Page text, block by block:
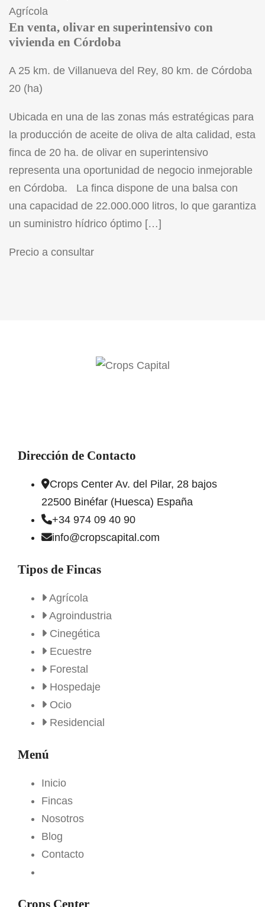
Agrícola
En venta, olivar en superintensivo con
vivienda en Córdoba
A 25 km. de Villanueva del Rey, 80 km. de Córdoba
20 (ha)
Ubicada en una de las zonas más estratégicas para
la producción de aceite de oliva de alta calidad, esta
finca de 20 ha. de olivar en superintensivo
representa una oportunidad de negocio inmejorable
en Córdoba. La finca dispone de una balsa con
una capacidad de 22.000.000 litros, lo que garantiza
un suministro hídrico óptimo […]
Precio a consultar
Dirección de Contacto
Crops Center Av. del Pilar, 28 bajos
22500 Binéfar (Huesca) España
+34 974 09 40 90
info@cropscapital.com
Tipos de Fincas
Agrícola
Agroindustria
Cinegética
Ecuestre
Forestal
Hospedaje
Ocio
Residencial
Menú
Inicio
Fincas
Nosotros
Blog
Contacto
Crops Center